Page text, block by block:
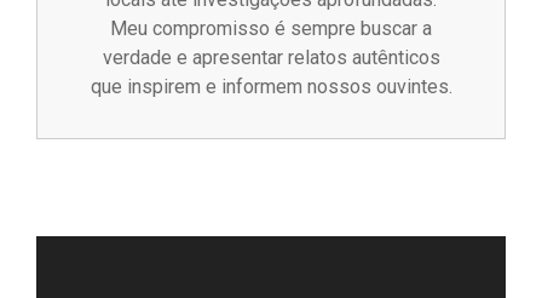
Meu compromisso é sempre buscar a
verdade e apresentar relatos autênticos
que inspirem e informem nossos ouvintes.